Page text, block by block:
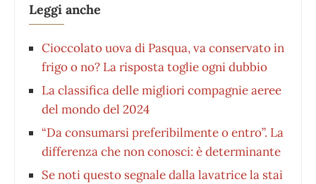
Leggi anche
Cioccolato uova di Pasqua, va conservato in
frigo o no? La risposta toglie ogni dubbio
La classifica delle migliori compagnie aeree
del mondo del 2024
“Da consumarsi preferibilmente o entro”. La
differenza che non conosci: è determinante
Se noti questo segnale dalla lavatrice la stai